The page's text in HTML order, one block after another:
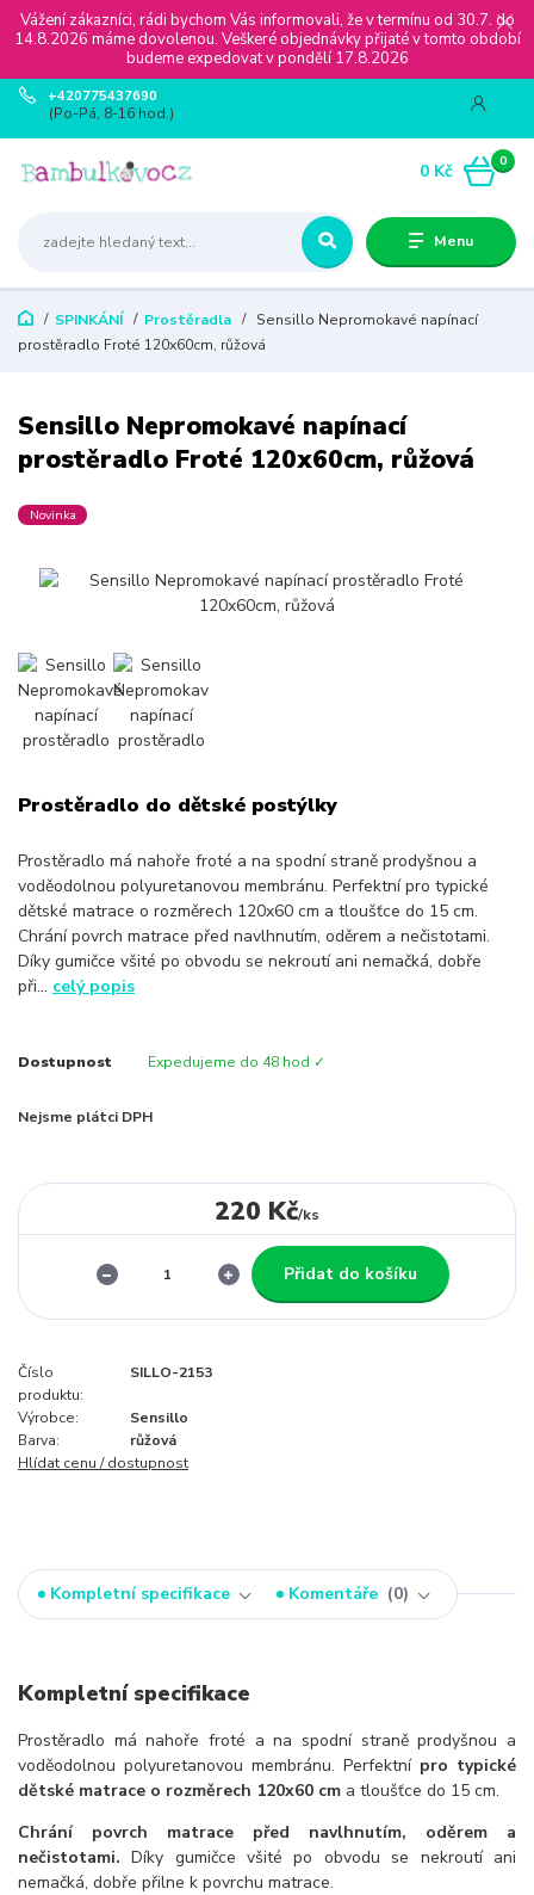
Vážení zákazníci, rádi bychom Vás informovali, že v termínu od 30.7. do
14.8.2026 máme dovolenou. Veškeré objednávky přijaté v tomto období
budeme expedovat v pondělí 17.8.2026
Menu
+420775437690
(Po-Pá, 8-16 hod.)
0
0 Kč
SPINKÁNÍ Prostěradla
Sensillo Nepromokavé napínací
prostěradlo Froté 120x60cm, růžová
Sensillo Nepromokavé napínací
prostěradlo Froté 120x60cm, růžová
Novinka
Prostěradlo do dětské postýlky
Prostěradlo má nahoře froté a na spodní straně prodyšnou a
voděodolnou polyuretanovou membránu. Perfektní pro typické
dětské matrace o rozměrech 120x60 cm a tloušťce do 15 cm.
Chrání povrch matrace před navlhnutím, oděrem a nečistotami.
Díky gumičce všité po obvodu se nekroutí ani nemačká, dobře
při... celý popis
Dostupnost Expedujeme do 48 hod ✓
Nejsme plátci DPH
220 Kč/ks
Přidat do košíku
Číslo
produktu:
SILLO-2153
Výrobce:
Sensillo
Barva:
růžová
Hlídat cenu / dostupnost
Kompletní specifikace Komentáře 0
Kompletní specifikace
Prostěradlo má nahoře froté a na spodní straně prodyšnou a
voděodolnou polyuretanovou membránu. Perfektní pro typické
dětské matrace o rozměrech 120x60 cm a tloušťce do 15 cm.
Chrání povrch matrace před navlhnutím, oděrem a
nečistotami. Díky gumičce všité po obvodu se nekroutí ani
nemačká, dobře přilne k povrchu matrace.